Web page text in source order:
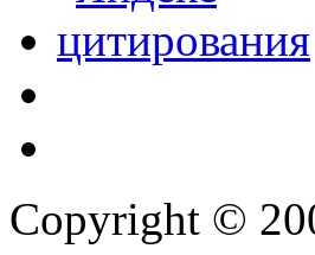
Copyright ©